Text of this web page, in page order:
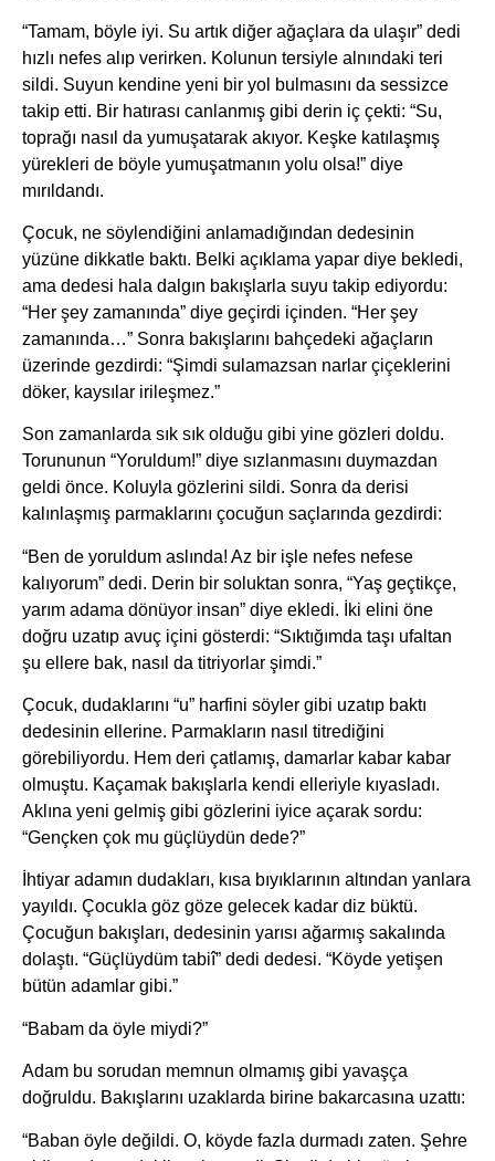
“Tamam, böyle iyi. Su artık diğer ağaçlara da ulaşır” dedi
hızlı nefes alıp verirken. Kolunun tersiyle alnındaki teri
sildi. Suyun kendine yeni bir yol bulmasını da sessizce
takip etti. Bir hatırası canlanmış gibi derin iç çekti: “Su,
toprağı nasıl da yumuşatarak akıyor. Keşke katılaşmış
yürekleri de böyle yumuşatmanın yolu olsa!” diye
mırıldandı.
Çocuk, ne söylendiğini anlamadığından dedesinin
yüzüne dikkatle baktı. Belki açıklama yapar diye bekledi,
ama dedesi hala dalgın bakışlarla suyu takip ediyordu:
“Her şey zamanında” diye geçirdi içinden. “Her şey
zamanında…” Sonra bakışlarını bahçedeki ağaçların
üzerinde gezdirdi: “Şimdi sulamazsan narlar çiçeklerini
döker, kaysılar irileşmez.”
Son zamanlarda sık sık olduğu gibi yine gözleri doldu.
Torununun “Yoruldum!” diye sızlanmasını duymazdan
geldi önce. Koluyla gözlerini sildi. Sonra da derisi
kalınlaşmış parmaklarını çocuğun saçlarında gezdirdi:
“Ben de yoruldum aslında! Az bir işle nefes nefese
kalıyorum” dedi. Derin bir soluktan sonra, “Yaş geçtikçe,
yarım adama dönüyor insan” diye ekledi. İki elini öne
doğru uzatıp avuç içini gösterdi: “Sıktığımda taşı ufaltan
şu ellere bak, nasıl da titriyorlar şimdi.”
Çocuk, dudaklarını “u” harfini söyler gibi uzatıp baktı
dedesinin ellerine. Parmakların nasıl titrediğini
görebiliyordu. Hem deri çatlamış, damarlar kabar kabar
olmuştu. Kaçamak bakışlarla kendi elleriyle kıyasladı.
Aklına yeni gelmiş gibi gözlerini iyice açarak sordu:
“Gençken çok mu güçlüydün dede?”
İhtiyar adamın dudakları, kısa bıyıklarının altından yanlara
yayıldı. Çocukla göz göze gelecek kadar diz büktü.
Çocuğun bakışları, dedesinin yarısı ağarmış sakalında
dolaştı. “Güçlüydüm tabiî” dedi dedesi. “Köyde yetişen
bütün adamlar gibi.”
“Babam da öyle miydi?”
Adam bu sorudan memnun olmamış gibi yavaşça
doğruldu. Bakışlarını uzaklarda birine bakarcasına uzattı:
“Baban öyle değildi. O, köyde fazla durmadı zaten. Şehre